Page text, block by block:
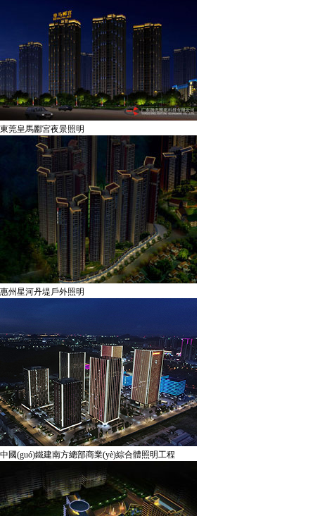
東莞皇馬酈宮夜景照明
惠州星河丹堤戶外照明
中國(guó)鐵建南方總部商業(yè)綜合體照明工程